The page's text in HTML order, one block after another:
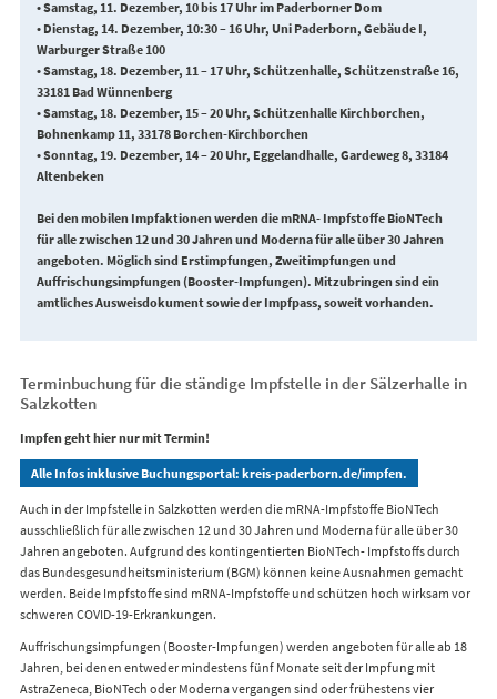
• Samstag, 11. Dezember, 10 bis 17 Uhr im Paderborner Dom
• Dienstag, 14. Dezember, 10:30 – 16 Uhr, Uni Paderborn, Gebäude I,
Warburger Straße 100
• Samstag, 18. Dezember, 11 – 17 Uhr, Schützenhalle, Schützenstraße 16,
33181 Bad Wünnenberg
• Samstag, 18. Dezember, 15 – 20 Uhr, Schützenhalle Kirchborchen,
Bohnenkamp 11, 33178 Borchen-Kirchborchen
• Sonntag, 19. Dezember, 14 – 20 Uhr, Eggelandhalle, Gardeweg 8, 33184
Altenbeken
Bei den mobilen Impfaktionen werden die mRNA- Impfstoffe BioNTech
für alle zwischen 12 und 30 Jahren und Moderna für alle über 30 Jahren
angeboten. Möglich sind Erstimpfungen, Zweitimpfungen und
Auffrischungsimpfungen (Booster-Impfungen). Mitzubringen sind ein
amtliches Ausweisdokument sowie der Impfpass, soweit vorhanden.
Terminbuchung für die ständige Impfstelle in der Sälzerhalle in
Salzkotten
Impfen geht hier nur mit Termin!
Alle Infos inklusive Buchungsportal: kreis-paderborn.de/impfen.
Auch in der Impfstelle in Salzkotten werden die mRNA-Impfstoffe BioNTech
ausschließlich für alle zwischen 12 und 30 Jahren und Moderna für alle über 30
Jahren angeboten. Aufgrund des kontingentierten BioNTech- Impfstoffs durch
das Bundesgesundheitsministerium (BGM) können keine Ausnahmen gemacht
werden. Beide Impfstoffe sind mRNA-Impfstoffe und schützen hoch wirksam vor
schweren COVID-19-Erkrankungen.
Auffrischungsimpfungen (Booster-Impfungen) werden angeboten für alle ab 18
Jahren, bei denen entweder mindestens fünf Monate seit der Impfung mit
AstraZeneca, BioNTech oder Moderna vergangen sind oder frühestens vier